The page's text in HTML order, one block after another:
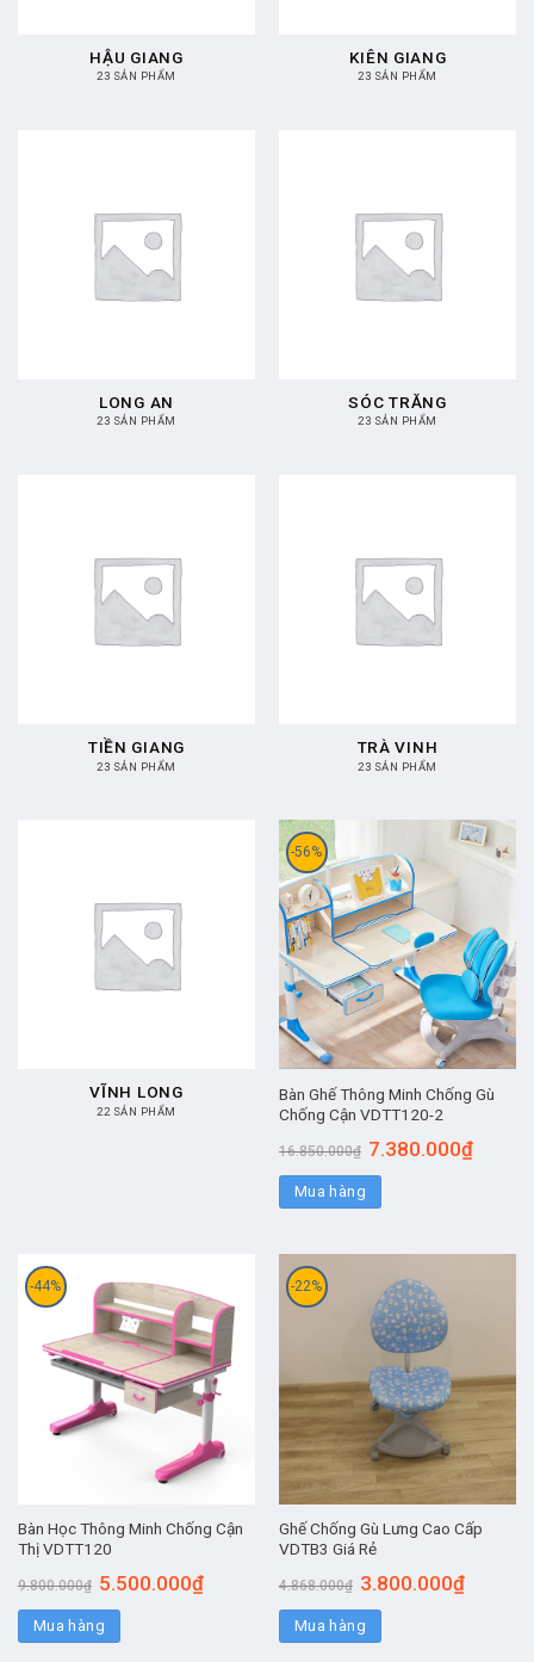
HẬU GIANG
23 SẢN PHẨM
KIÊN GIANG
23 SẢN PHẨM
LONG AN
23 SẢN PHẨM
SÓC TRĂNG
23 SẢN PHẨM
TIỀN GIANG
23 SẢN PHẨM
TRÀ VINH
23 SẢN PHẨM
VĨNH LONG
22 SẢN PHẨM
-56%
Bàn Ghế Thông Minh Chống Gù
Chống Cận VDTT120-2
16.850.000₫ 7.380.000₫
Mua hàng
-44%
Bàn Học Thông Minh Chống Cận
Thị VDTT120
9.800.000₫ 5.500.000₫
Mua hàng
-22%
Ghế Chống Gù Lưng Cao Cấp
VDTB3 Giá Rẻ
4.868.000₫ 3.800.000₫
Mua hàng